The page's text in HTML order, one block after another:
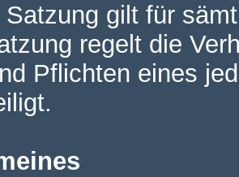
Satzung gilt für
regelt die
Pflichten eines